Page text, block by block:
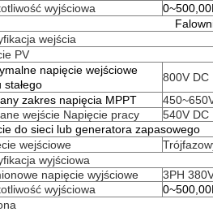
wyjściowa
wejścia
PV
napięcie wejściowe
stałego
800V DC
zakres napięcia MPPT
wejście Napięcie pracy
540V DC
do sieci lub generatora zapasowego
wejściowe
wyjściowa
napięcie wyjściowe
3PH
wyjściowa